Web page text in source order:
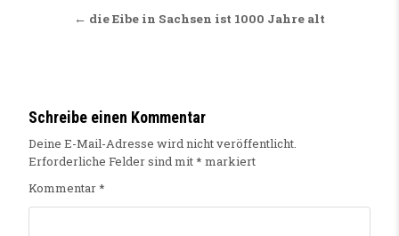
← die Eibe in Sachsen ist 1000 Jahre alt
Schreibe einen Kommentar
Deine E-Mail-Adresse wird nicht veröffentlicht.
Erforderliche Felder sind mit* markiert
Kommentar*